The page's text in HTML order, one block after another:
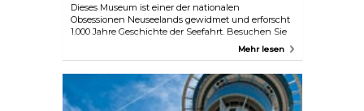
Dieses Museum ist einer der nationalen
Obsessionen Neuseelands gewidmet und erforscht
1.000 Jahre Geschichte der Seefahrt. Besuchen Sie
die Themengalerien, um zu erfahren, wie die ersten
Seefahrtspionier und vieles mehr. Das New Zealand
Maritime Museum ist eine geeignete Attraktion für
Jung und Alt.
Mehr lesen